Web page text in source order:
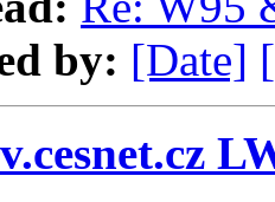
by: [Date]